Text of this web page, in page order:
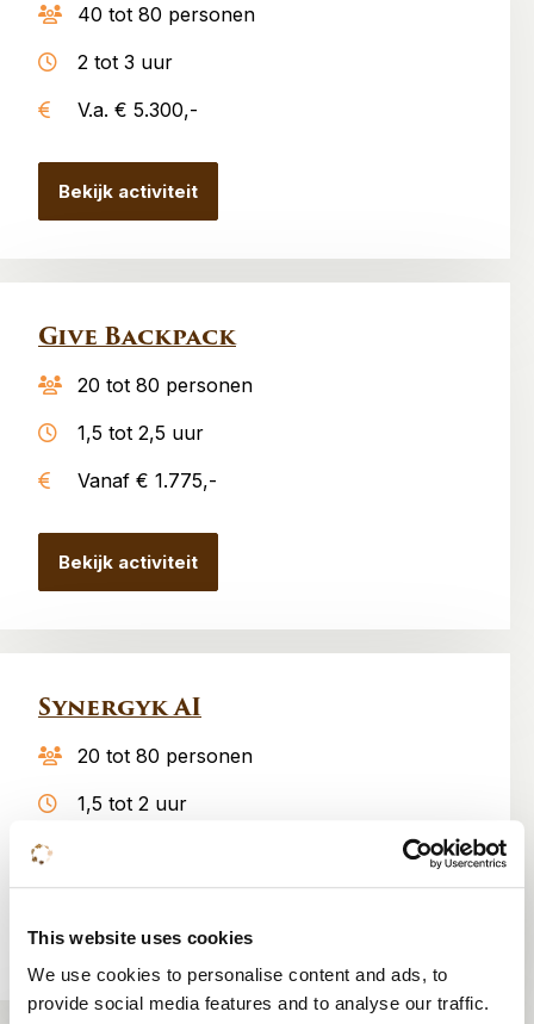
This website uses cookies
We use cookies to personalise content and ads, to
provide social media features and to analyse our traffic.
40 tot 80 personen
2 tot 3 uur
V.a. € 5.300,-
Bekijk activiteit
Give Backpack
20 tot 80 personen
1,5 tot 2,5 uur
Vanaf € 1.775,-
Bekijk activiteit
Synergyk AI
20 tot 80 personen
1,5 tot 2 uur
Bekijk activiteit